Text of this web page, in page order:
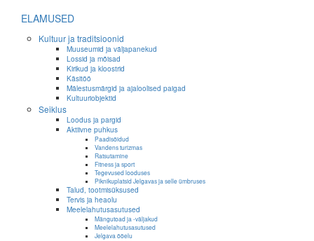
ELAMUSED
Kultuur ja traditsioonid
Muuseumid ja väljapanekud
Lossid ja mõisad
Kirikud ja kloostrid
Käsitöö
Mälestusmärgid ja ajaloolised paigad
Kultuuriobjektid
Seiklus
Loodus ja pargid
Aktiivne puhkus
Paadisõidud
Vandens turizmas
Ratsutamine
Fitness ja sport
Tegevused looduses
Piknikuplatsid Jelgavas ja selle ümbruses
Talud, tootmisüksused
Tervis ja heaolu
Meelelahutusasutused
Mängutoad ja -väljakud
Meelelahutusasutused
Jelgava ööelu